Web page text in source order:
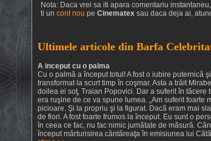
Nota: Daca vrei sa iti apara comentariu
ti un cont nou pe Cinematex sau daca deja ai,
Ultimele articole din Barfa
A inceput cu o palma
Cu o palmă a început totul! A fost o iubire puternică
transformat la scurt timp în coşmar. Asta a trăit
doilea ei soţ, Traian Popovici. Dar a suferit în tăcere
era ruşine de ce va spune lumea. „Am suferit foarte
picioare. Şi la propriu şi la figurat. Dacă eram mai
de flori. A fost foarte frumos la început. Eu sunt o
în ceea ce fac, nu fac nimic jumătate de măsură.
început mărturisirea cântăreaţa în emisiunea lui